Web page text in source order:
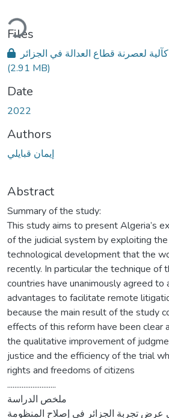
Files
(2.91 MB)
Date
2022
Authors
إيمان قبايلي
Abstract
Summary of the study:
This study aims to present Algeria’s
of the judicial system by exploiting
technological development that the
recently. In particular the technique of
countries have unanimously agreed
advantages to facilitate remote
because the main result of the study
effects of this reform have been clear
the qualitative improvement of
justice and the efficiency of the trial
rights and freedoms of citizens
...........................
ملخص الدراسة
عرض تجربة الجزائر في إصلاح المنظومة